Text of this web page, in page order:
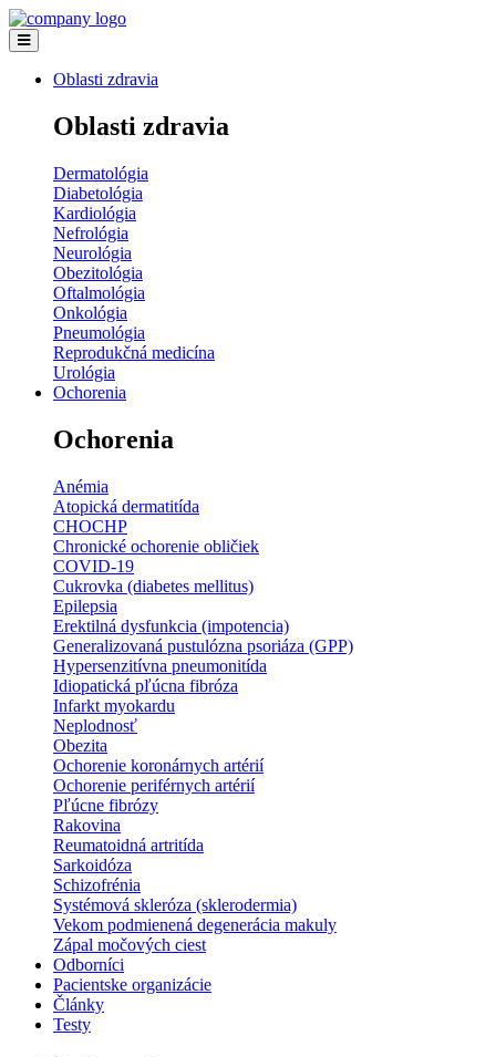
Oblasti zdravia
Oblasti zdravia
Dermatológia
Diabetológia
Kardiológia
Nefrológia
Neurológia
Obezitológia
Oftalmológia
Onkológia
Pneumológia
Reprodukčná medicína
Urológia
Ochorenia
Ochorenia
Anémia
Atopická dermatitída
CHOCHP
Chronické ochorenie obličiek
COVID-19
Cukrovka (diabetes mellitus)
Epilepsia
Erektilná dysfunkcia (impotencia)
Generalizovaná pustulózna psoriáza (GPP)
Hypersenzitívna pneumonitída
Idiopatická pľúcna fibróza
Infarkt myokardu
Neplodnosť
Obezita
Ochorenie koronárnych artérií
Ochorenie periférnych artérií
Pľúcne fibrózy
Rakovina
Reumatoidná artritída
Sarkoidóza
Schizofrénia
Systémová skleróza (sklerodermia)
Vekom podmienená degenerácia makuly
Zápal močových ciest
Odborníci
Pacientske organizácie
Články
Testy